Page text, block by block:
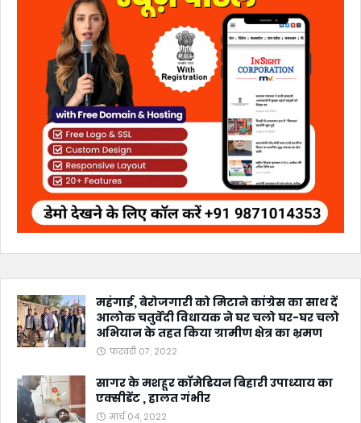
महंगाई, बेरोजगारी को मिटाने कांग्रेस का साथ दें
आलोक चतुर्वेदी विधायक ने घर चलो घर-घर चलो
अभियान के तहत किया ग्रामीण क्षेत्र का भ्रमण
फ़रवरी 07, 2022
सागर के मशहूर कॉमेडियन बिहारी उपाध्याय का
एक्सीडेंट , हालत गंभीर
मार्च 04, 2022